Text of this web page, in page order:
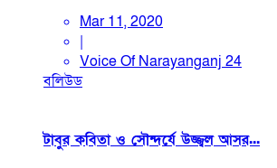
Mar 11, 2020
|
Voice Of Narayanganj 24
বলিউড
টাবুর কবিতা ও সৌন্দর্যে উজ্জ্বল আসর...